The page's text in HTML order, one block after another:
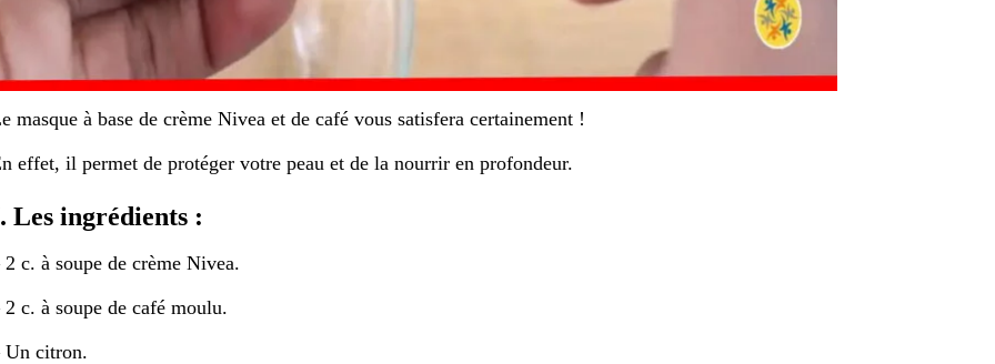
masque à base de crème Nivea et de café vous satisfera certainement !
effet, il permet de protéger votre peau et de la nourrir en profondeur.
Les ingrédients :
2 c. à soupe de crème Nivea.
2 c. à soupe de café moulu.
Un citron.